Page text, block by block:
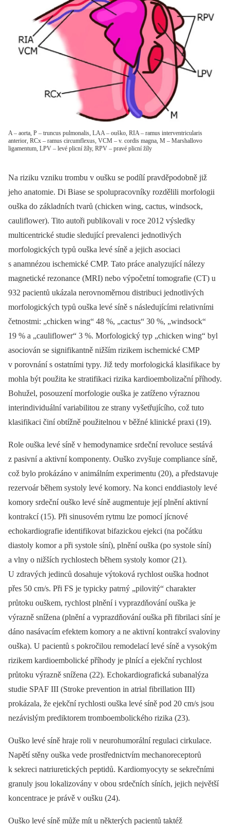
A – aorta, P – truncus pulmonalis, LAA – ouško, RIA – ramus interventricularis
anterior, RCx – ramus circumflexus, VCM – v. cordis magna, M – Marshallovo
ligamentum, LPV – levé plicní žíly, RPV – pravé plicní žíly
Na riziku vzniku trombu v oušku se podílí pravděpodobně již
jeho anatomie. Di Biase se spolupracovníky rozdělili morfologii
ouška do základních tvarů (chicken wing, cactus, windsock,
cauliflower). Tito autoři publikovali v roce 2012 výsledky
multicentrické studie sledující prevalenci jednotlivých
morfologických typů ouška levé síně a jejich asociaci
s anamnézou ischemické CMP. Tato práce analyzující nálezy
magnetické rezonance (MRI) nebo výpočetní tomografie (CT) u
932 pacientů ukázala nerovnoměrnou distribuci jednotlivých
morfologických typů ouška levé síně s následujícími relativními
četnostmi: „chicken wing“ 48 %, „cactus“ 30 %, „windsock“
19 % a „cauliflower“ 3 %. Morfologický typ „chicken wing“ byl
asociován se signifikantně nižším rizikem ischemické CMP
v porovnání s ostatními typy. Již tedy morfologická klasifikace by
mohla být použita ke stratifikaci rizika kardioembolizační příhody.
Bohužel, posouzení morfologie ouška je zatíženo výraznou
interindividuální variabilitou ze strany vyšetřujícího, což tuto
klasifikaci činí obtížně použitelnou v běžné klinické praxi (19).
Role ouška levé síně v hemodynamice srdeční revoluce sestává
z pasivní a aktivní komponenty. Ouško zvyšuje compliance síně,
což bylo prokázáno v animálním experimentu (20), a představuje
rezervoár během systoly levé komory. Na konci enddiastoly levé
komory srdeční ouško levé síně augmentuje její plnění aktivní
kontrakcí (15). Při sinusovém rytmu lze pomocí jícnové
echokardiografie identifikovat bifazickou ejekci (na počátku
diastoly komor a při systole síní), plnění ouška (po systole síní)
a vlny o nižších rychlostech během systoly komor (21).
U zdravých jedinců dosahuje výtoková rychlost ouška hodnot
přes 50 cm/s. Při FS je typicky patrný „pilovitý“ charakter
průtoku ouškem, rychlost plnění i vyprazdňování ouška je
výrazně snížena (plnění a vyprazdňování ouška při fibrilaci síní je
dáno nasávacím efektem komory a ne aktivní kontrakcí svaloviny
ouška). U pacientů s pokročilou remodelací levé síně a vysokým
rizikem kardioembolické příhody je plnící a ejekční rychlost
průtoku výrazně snížena (22). Echokardiografická subanalýza
studie SPAF III (Stroke prevention in atrial fibrillation III)
prokázala, že ejekční rychlosti ouška levé síně pod 20 cm/s jsou
nezávislým prediktorem tromboembolického rizika (23).
Ouško levé síně hraje roli v neurohumorální regulaci cirkulace.
Napětí stěny ouška vede prostřednictvím mechanoreceptorů
k sekreci natriuretických peptidů. Kardiomyocyty se sekrečními
granuly jsou lokalizovány v obou srdečních síních, jejich největší
koncentrace je právě v oušku (24).
Ouško levé síně může mít u některých pacientů taktéž